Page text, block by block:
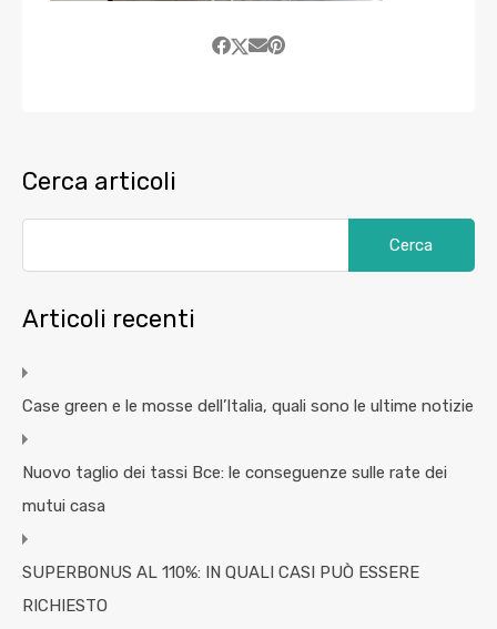
Cerca articoli
Articoli recenti
Case green e le mosse dell’Italia, quali sono le ultime notizie
Nuovo taglio dei tassi Bce: le conseguenze sulle rate dei
mutui casa
SUPERBONUS AL 110%: IN QUALI CASI PUÒ ESSERE
RICHIESTO